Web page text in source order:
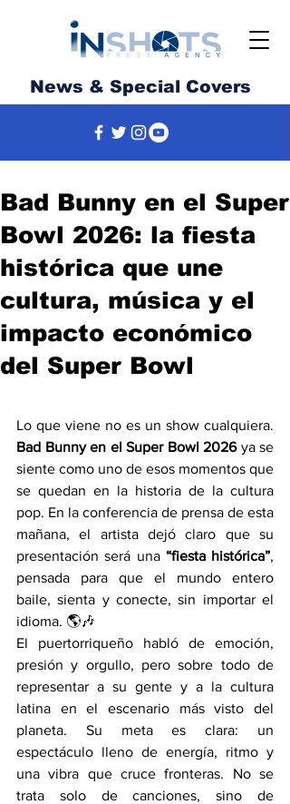
News & Special Covers
Bad Bunny en el Super
Bowl 2026: la fiesta
histórica que une
cultura, música y el
impacto económico
del Super Bowl
Bad Bunny en el Super Bowl 2026 ya se
siente como uno de esos momentos que
se quedan en la historia de la cultura
pop. En la conferencia de prensa de esta
mañana, el artista dejó claro que su
presentación será una “fiesta histórica”,
pensada para que el mundo entero
baile, sienta y conecte, sin importar el
idioma. 🌎🎶
El puertorriqueño habló de emoción,
presión y orgullo, pero sobre todo de
representar a su gente y a la cultura
latina en el escenario más visto del
planeta. Su meta es clara: un
espectáculo lleno de energía, ritmo y
una vibra que cruce fronteras. No se
trata solo de canciones, sino de